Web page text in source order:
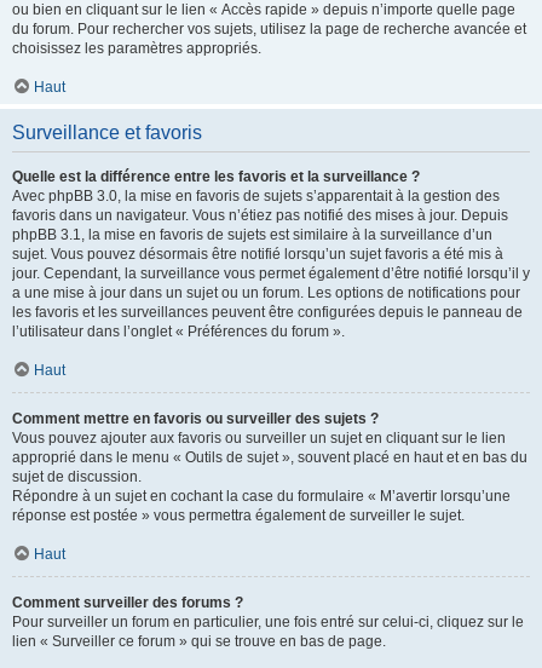
ou bien en cliquant sur le lien « Accès rapide » depuis n’importe quelle page
du forum. Pour rechercher vos sujets, utilisez la page de recherche avancée et
choisissez les paramètres appropriés.
Haut
Surveillance et favoris
Quelle est la différence entre les favoris et la surveillance ?
Avec phpBB 3.0, la mise en favoris de sujets s’apparentait à la gestion des
favoris dans un navigateur. Vous n’étiez pas notifié des mises à jour. Depuis
phpBB 3.1, la mise en favoris de sujets est similaire à la surveillance d’un
sujet. Vous pouvez désormais être notifié lorsqu’un sujet favoris a été mis à
jour. Cependant, la surveillance vous permet également d’être notifié lorsqu’il y
a une mise à jour dans un sujet ou un forum. Les options de notifications pour
les favoris et les surveillances peuvent être configurées depuis le panneau de
l’utilisateur dans l’onglet « Préférences du forum ».
Haut
Comment mettre en favoris ou surveiller des sujets ?
Vous pouvez ajouter aux favoris ou surveiller un sujet en cliquant sur le lien
approprié dans le menu « Outils de sujet », souvent placé en haut et en bas du
sujet de discussion.
Répondre à un sujet en cochant la case du formulaire « M’avertir lorsqu’une
réponse est postée » vous permettra également de surveiller le sujet.
Haut
Comment surveiller des forums ?
Pour surveiller un forum en particulier, une fois entré sur celui-ci, cliquez sur le
lien « Surveiller ce forum » qui se trouve en bas de page.